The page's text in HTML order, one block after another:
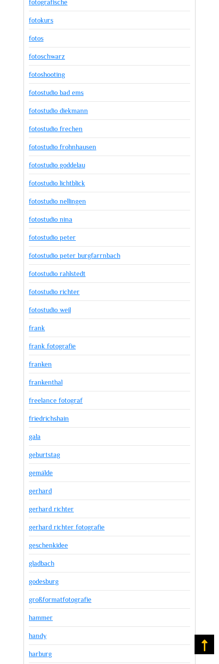
fotografische
fotokurs
fotos
fotoschwarz
fotoshooting
fotostudio bad ems
fotostudio diekmann
fotostudio frechen
fotostudio frohnhausen
fotostudio goddelau
fotostudio lichtblick
fotostudio nellingen
fotostudio nina
fotostudio peter
fotostudio peter burgfarrnbach
fotostudio rahlstedt
fotostudio richter
fotostudio weil
frank
frank fotografie
franken
frankenthal
freelance fotograf
friedrichshain
gala
geburtstag
gemälde
gerhard
gerhard richter
gerhard richter fotografie
geschenkidee
gladbach
godesburg
großformatfotografie
hammer
handy
harburg